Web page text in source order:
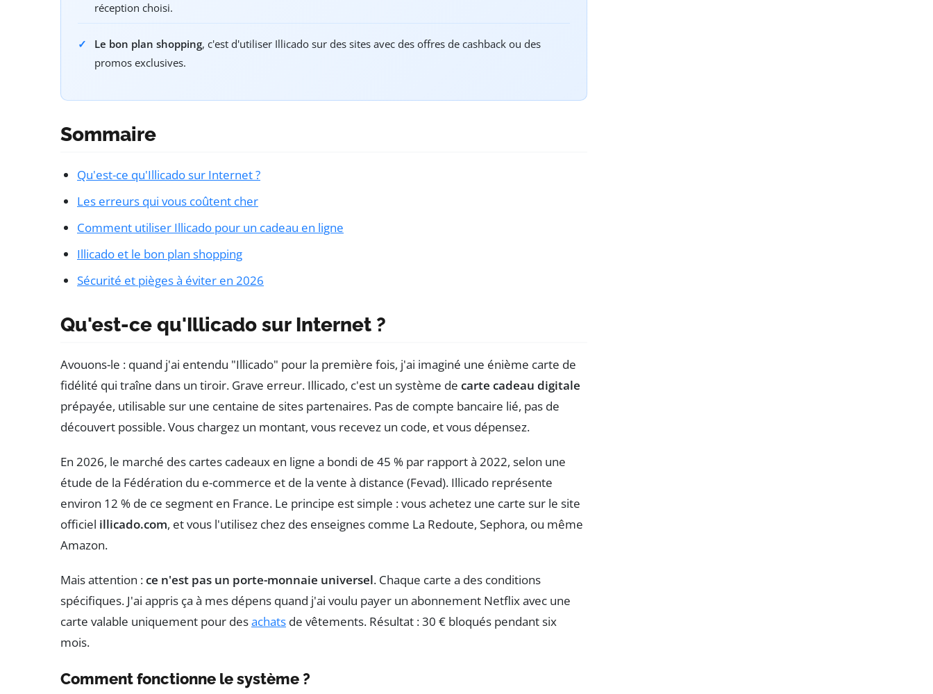
réception choisi.
Le bon plan shopping, c'est d'utiliser Illicado sur des sites avec des offres de cashback ou des
promos exclusives.
Sommaire
Qu'est-ce qu'Illicado sur Internet ?
Les erreurs qui vous coûtent cher
Comment utiliser Illicado pour un cadeau en ligne
Illicado et le bon plan shopping
Sécurité et pièges à éviter en 2026
Qu'est-ce qu'Illicado sur Internet ?
Avouons-le : quand j'ai entendu "Illicado" pour la première fois, j'ai imaginé une énième carte de
fidélité qui traîne dans un tiroir. Grave erreur. Illicado, c'est un système de carte cadeau digitale
prépayée, utilisable sur une centaine de sites partenaires. Pas de compte bancaire lié, pas de
découvert possible. Vous chargez un montant, vous recevez un code, et vous dépensez.
En 2026, le marché des cartes cadeaux en ligne a bondi de 45 % par rapport à 2022, selon une
étude de la Fédération du e-commerce et de la vente à distance (Fevad). Illicado représente
environ 12 % de ce segment en France. Le principe est simple : vous achetez une carte sur le site
officiel illicado.com, et vous l'utilisez chez des enseignes comme La Redoute, Sephora, ou même
Amazon.
Mais attention :ce n'est pas un porte-monnaie universel. Chaque carte a des conditions
spécifiques. J'ai appris ça à mes dépens quand j'ai voulu payer un abonnement Netflix avec une
carte valable uniquement pour desachats de vêtements. Résultat : 30 € bloqués pendant six
mois.
Comment fonctionne le système ?